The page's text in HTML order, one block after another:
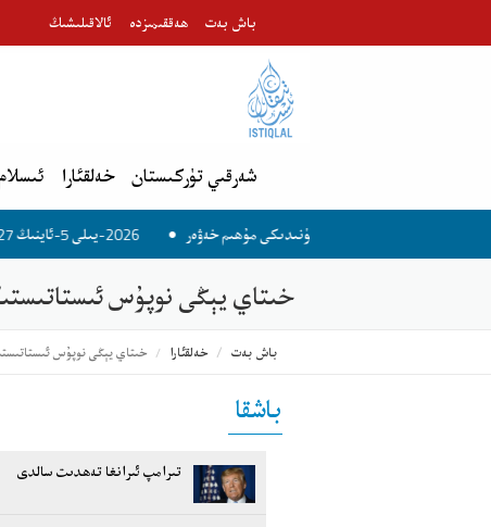
ئالاقىلىشىڭ ھەققىمىزدە باش بەت
خەلقئارا شەرقىي تۈركىستان
2026-يىلى 5-ئاينىڭ 27-كۈنىدىكى مۇھىم خەۋەر
خىتاي يېڭى نوپۇس
باش بەت خەلقئارا خىتاي يېڭى نوپۇس
باشقا
تىرامپ ئىرانغا تەھدىت سالدى